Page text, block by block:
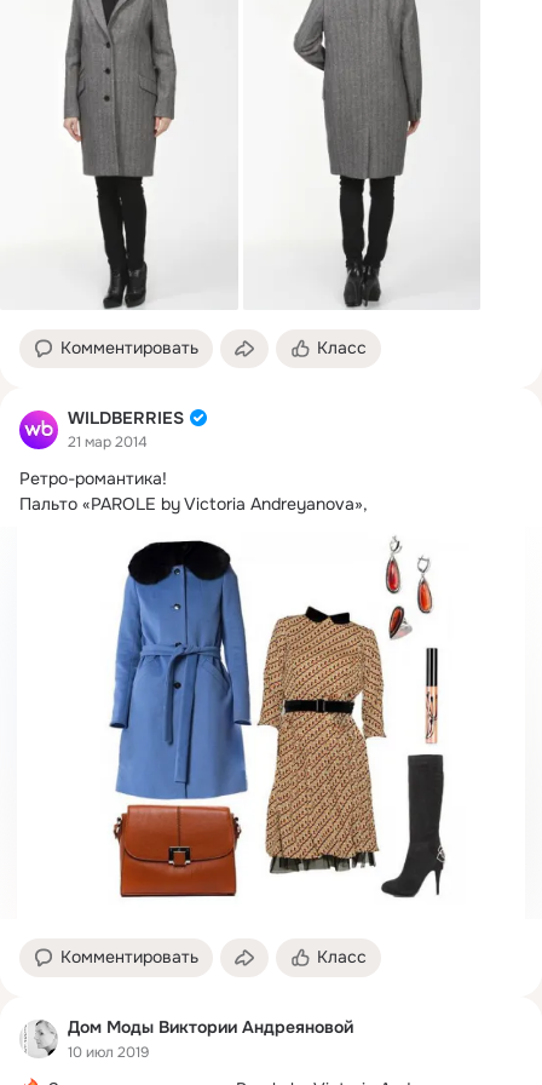
Комментировать Класс
WILDBERRIES
21 мар 2014
Ретро-романтика!
Пальто «PAROLE by Victoria Andreyanova»,
Комментировать Класс
Дом Моды Виктории Андреяновой
10 июл 2019